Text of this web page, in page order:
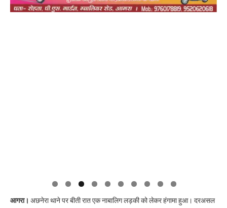
आगरा। अछनेरा थाने पर बीती रात एक नाबालिग लड़की को लेकर हंगामा हुआ। दरअसल